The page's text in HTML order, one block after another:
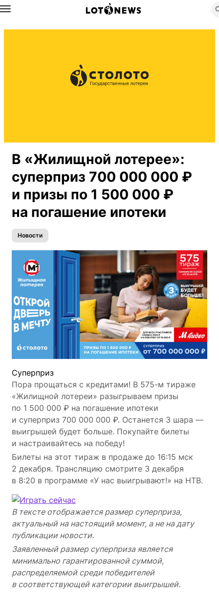
Назад
В «Жилищной лотерее»:
суперприз 700 000 000 ₽
и призы по 1 500 000 ₽
на погашение ипотеки
Новости
Cуперприз
Пора прощаться с кредитами! В 575-м тираже
«Жилищной лотереи» разыгрываем призы
по 1 500 000 ₽ на погашение ипотеки
и суперприз 700 000 000 ₽. Останется 3 шара —
выигрышей будет больше. Покупайте билеты
и настраивайтесь на победу!
Билеты на этот тираж в продаже до 16:15 мск
2 декабря. Трансляцию смотрите 3 декабря
в 8:20 в программе «У нас выигрывают!» на НТВ.
В тексте отображается размер суперприза,
актуальный на настоящий момент, а не на дату
публикации новости.
Заявленный размер суперприза является
минимально гарантированной суммой,
распределяемой среди победителей
в соответствующей категории выигрышей.